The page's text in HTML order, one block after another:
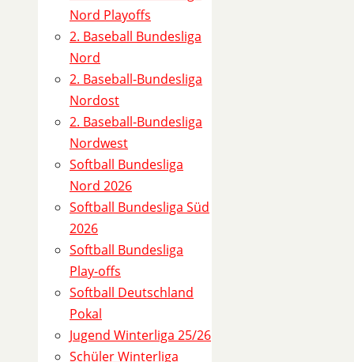
2
.
a
e
b
a
l
l
B
n
e
s
Nord Playoffs
2. Baseball Bundesliga
Nord
2. Baseball-Bundesliga
Nordost
2. Baseball-Bundesliga
Nordwest
Softball Bundesliga
Nord 2026
Softball Bundesliga Süd
2026
Softball Bundesliga
Play-offs
Softball Deutschland
Pokal
Jugend Winterliga 25/26
Schüler Winterliga